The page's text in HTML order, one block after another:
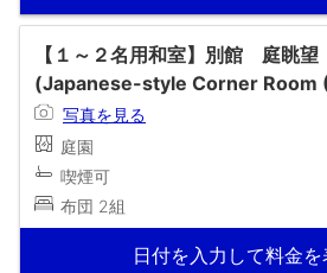
【１～２名用和室】別館 庭眺
(Japanese-style Corner Room
写真を見る
庭園
喫煙可
布団 2組
日付を入力して料金を